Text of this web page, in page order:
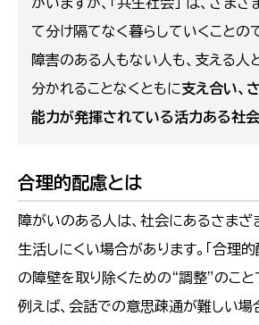
て分け隔てなく暮らしていくことの
障害のある人もない人も、支える人
分かれることなくともに支え合い、
能力が発揮されている活力ある社会
合理的配慮とは
障がいのある人は、社会にあるさまざ
生活しにくい場合があります。「合理的
の障壁を取り除くための“調整”のこと
例えば、会話での意思疎通が難しい場